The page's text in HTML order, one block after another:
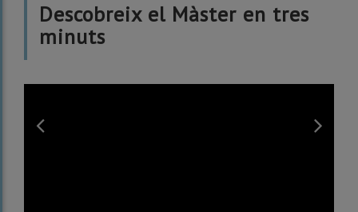
Descobreix el Màster en tres
minuts
Previous